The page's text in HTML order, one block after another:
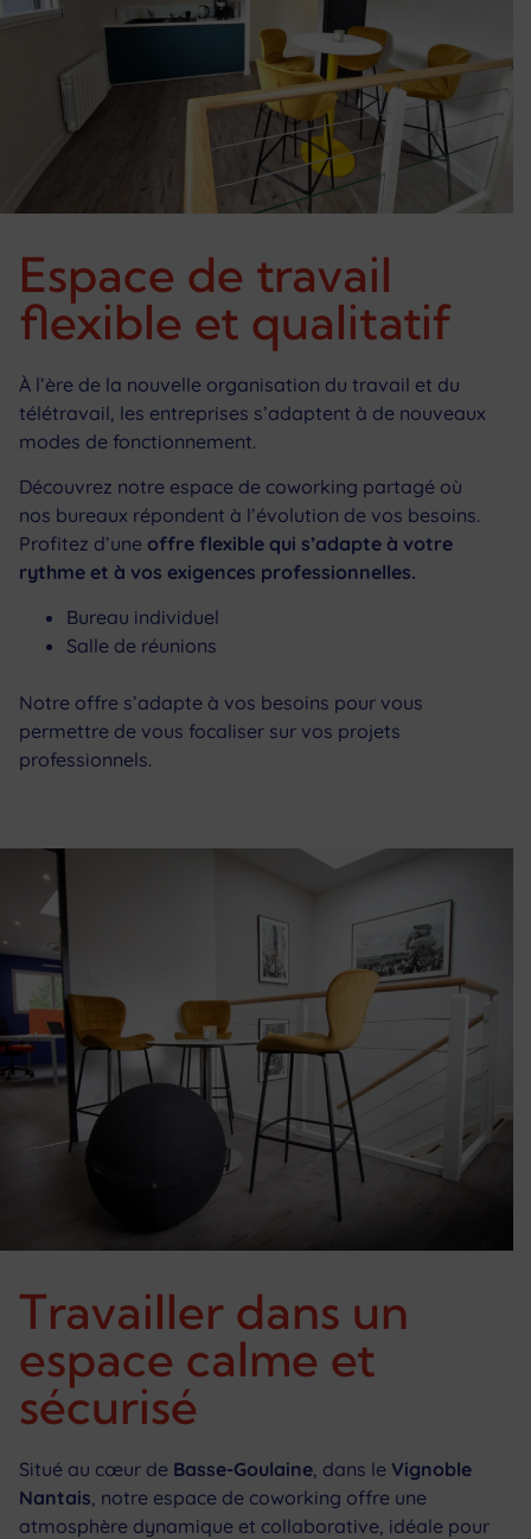
Espace de travail
flexible et qualitatif
À l’ère de la nouvelle organisation du travail et du
télétravail, les entreprises s’adaptent à de nouveaux
modes de fonctionnement.
Découvrez notre espace de coworking partagé où
nos bureaux répondent à l’évolution de vos besoins.
Profitez d’une offre flexible qui s’adapte à votre
rythme et à vos exigences professionnelles.
Bureau individuel
Salle de réunions
Notre offre s’adapte à vos besoins pour vous
permettre de vous focaliser sur vos projets
professionnels.
Travailler dans un
espace calme et
sécurisé
Situé au cœur de Basse-Goulaine , dans le Vignoble
Nantais , notre espace de coworking offre une
atmosphère dynamique et collaborative, idéale pour